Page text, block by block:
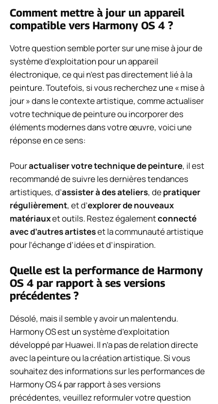
Comment mettre à jour un appareil
compatible vers Harmony OS 4 ?
Votre question semble porter sur une mise à jour de
système d’exploitation pour un appareil
électronique, ce qui n’est pas directement lié à la
peinture. Toutefois, si vous recherchez une « mise à
jour » dans le contexte artistique, comme actualiser
votre technique de peinture ou incorporer des
éléments modernes dans votre œuvre, voici une
réponse en ce sens:
Pouractualiser votre technique de peinture, il est
recommandé de suivre les dernières tendances
artistiques, d’assister à des ateliers, depratiquer
régulièrement, et d’explorer de nouveaux
matériauxet outils. Restez égalementconnecté
avec d’autres artisteset la communauté artistique
pour l’échange d’idées et d’inspiration.
Quelle est la performance de Harmony
OS 4 par rapport à ses versions
précédentes ?
Désolé, mais il semble y avoir un malentendu.
Harmony OS est un système d’exploitation
développé par Huawei. Il n’a pas de relation directe
avec la peinture ou la création artistique. Si vous
souhaitez des informations sur les performances de
Harmony OS 4 par rapport à ses versions
précédentes, veuillez reformuler votre question